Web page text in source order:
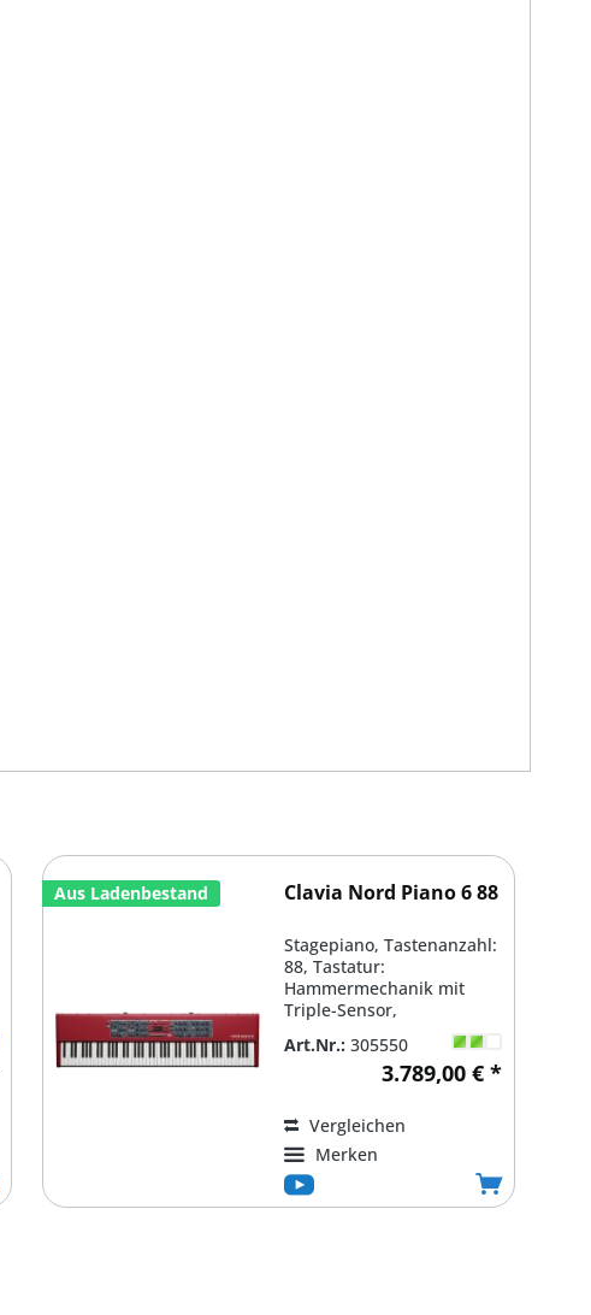
Aus Ladenbestand Clavia Nord Piano 6 88
Stagepiano, Tastenanzahl:
88, Tastatur:
Hammermechanik mit
Triple-Sensor,
Kunststoff, Polyphonie:...
Art.Nr.: 305550
3.789,00 € *
Vergleichen
Merken